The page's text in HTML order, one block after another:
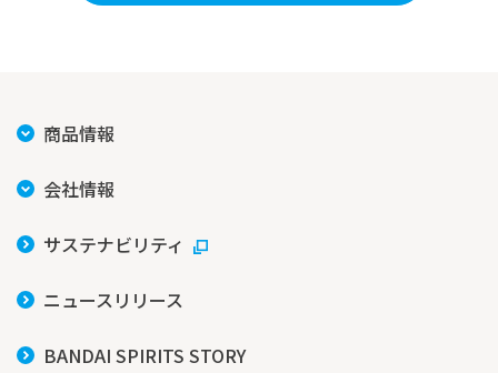
商品情報
会社情報
サステナビリティ
ニュースリリース
BANDAI SPIRITS STORY